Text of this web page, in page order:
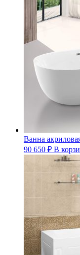
Ванна
90 650 ₽ В